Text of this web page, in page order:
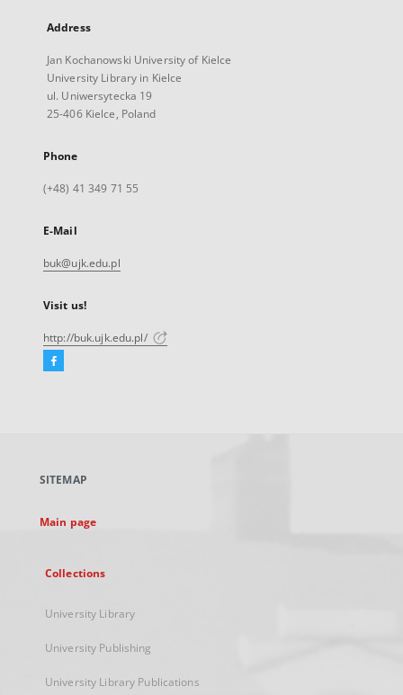
Address
Jan Kochanowski University of Kielce
University Library in Kielce
ul. Uniwersytecka 19
25-406 Kielce, Poland
Phone
(+48) 41 349 71 55
E-Mail
buk@ujk.edu.pl
Visit us!
http://buk.ujk.edu.pl/
Facebook
new
SITEMAP
Main page
Collections
University Library
University Publishing
University Library Publications